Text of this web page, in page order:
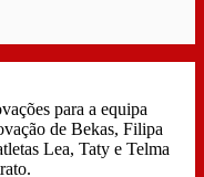
para a equipa
de Bekas, Filipa
Lea, Taty e Telma